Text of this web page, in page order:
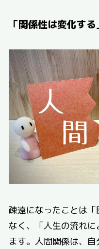
「関係性は変化す
疎遠になったことは
なく、「人生の流れ
ます。人間関係は、